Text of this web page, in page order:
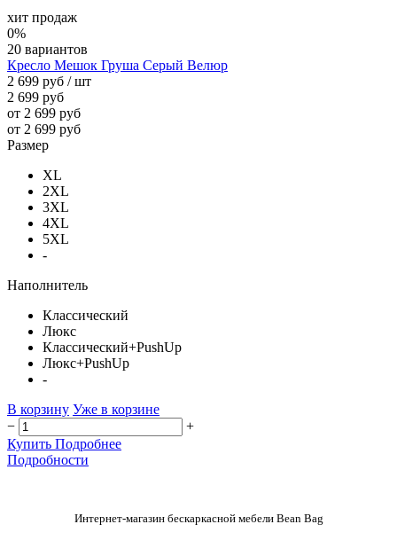
хит продаж
0%
20 вариантов
Кресло Мешок Груша Серый Велюр
2 699 руб / шт
2 699 руб
от 2 699 руб
от 2 699 руб
Размер
XL
2XL
3XL
4XL
5XL
-
Наполнитель
Классический
Люкс
Классический+PushUp
Люкс+PushUp
-
В корзину Уже в корзине
−
+
Купить Подробнее
Подробности
Интернет-магазин бескаркасной мебели Bean Bag